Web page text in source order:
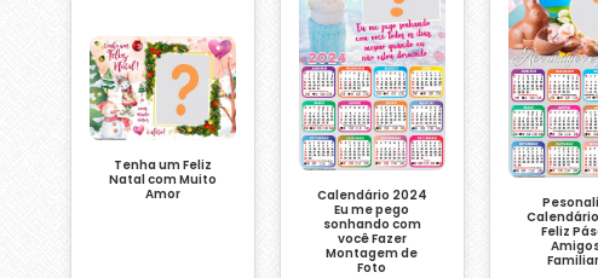
Tenha um Feliz
Natal com Muito
Amor
Calendário 2024
Eu me pego
sonhando com
você Fazer
Montagem de
Foto
Feliz